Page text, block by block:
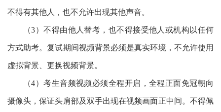
不得有其他人，也不允许出现其他声音。
（3）不得由他人替考，也不得接受他人或机构以任何
方式助考。复试期间视频背景必须是真实环境，不允许使用
虚拟背景、更换视频背景。
（4）考生音频视频必须全程开启，全程正面免冠朝向
摄像头，保证头肩部及双手出现在视频画面正中间。不得佩